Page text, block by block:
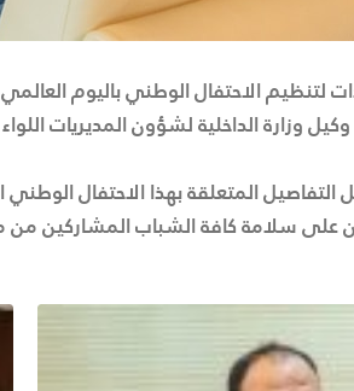
وزارة الداخلية لشؤون المديريات
على سلامة كافة الشباب المشاركين من